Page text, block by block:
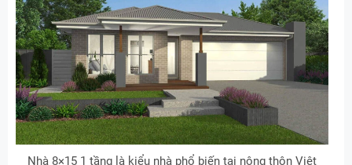
Nhà 8×15 1 tầng là kiểu nhà phổ biến tại nông thôn Việt